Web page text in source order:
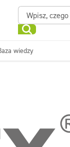
wiedzy